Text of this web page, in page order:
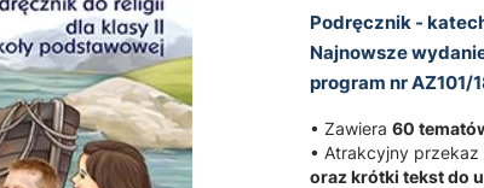
Podręcznik -
Najnowsze
program nr AZ­1­01/
• Zawiera 60
• Atrakcyjny
oraz krótki tekst do